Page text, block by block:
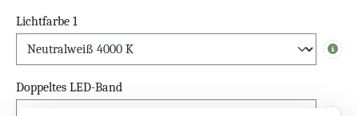
Lichtfarbe 1
Info
Doppeltes LED-Band